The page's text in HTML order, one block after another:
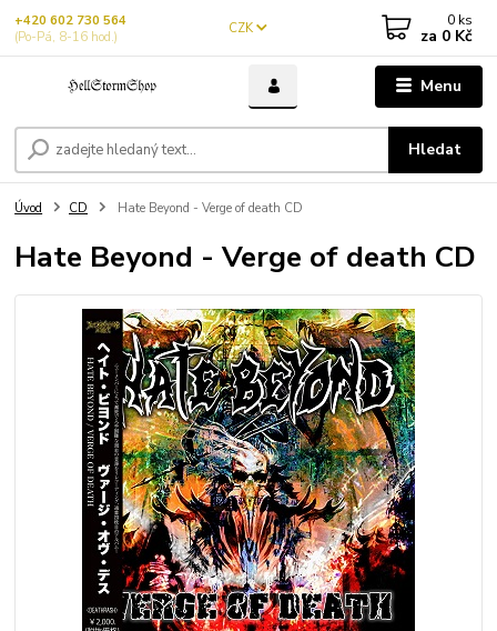
Menu
CZK
Hledat
+420 602 730 564
(Po-Pá, 8-16 hod.)
0 ks
za 0 Kč
Úvod CD Hate Beyond - Verge of death CD
Hate Beyond - Verge of death CD